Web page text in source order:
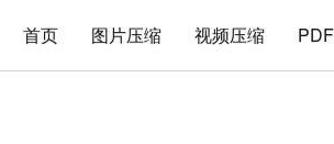
首页 图片压缩 视频压缩